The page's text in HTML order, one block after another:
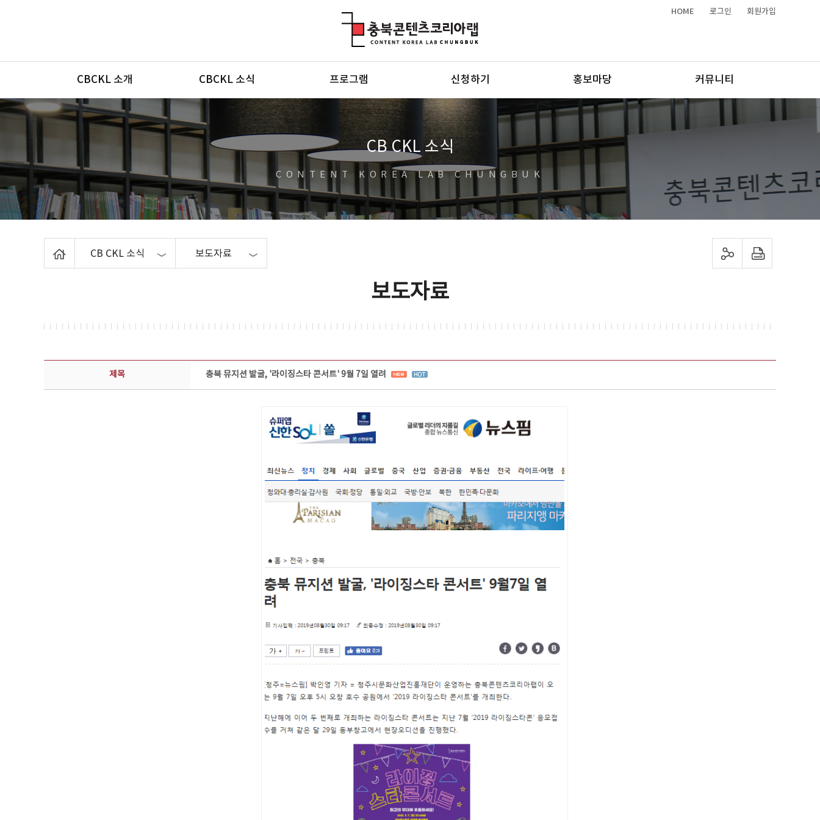
HOME 로그인 회원가입
메뉴
CBCKL 소개 CBCKL 소식 프로그램 신청하기 홍보마당 커뮤니티
CB CKL 소식
CONTENT KOREA LAB CHUNGBUK
CB CKL 소식 보도자료 sns 공유하기 프린트하기
보도자료
보도자료 상세보기 - 제목, 담당부서, 담당자, 담당연락처, 내용, 첨부파일 정보 제공
제목 충북 뮤지션 발굴, '라이징스타 콘서트' 9월 7일 열려